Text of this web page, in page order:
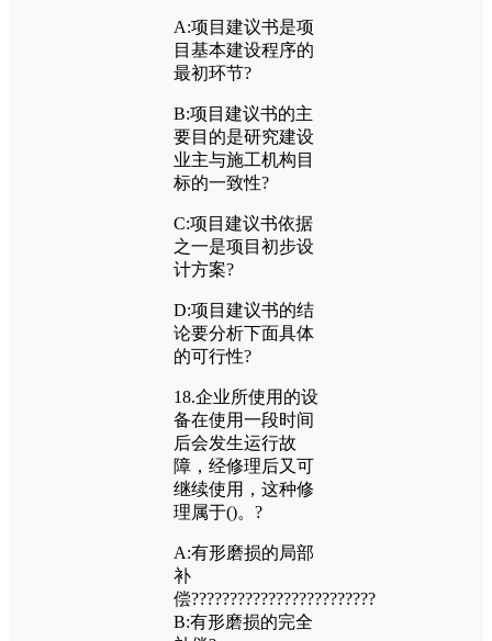
A:项目建议书是项
目基本建设程序的
最初环节?
B:项目建议书的主
要目的是研究建设
业主与施工机构目
标的一致性?
C:项目建议书依据
之一是项目初步设
计方案?
D:项目建议书的结
论要分析下面具体
的可行性?
18.企业所使用的设
备在使用一段时间
后会发生运行故
障，经修理后又可
继续使用，这种修
理属于()。?
A:有形磨损的局部
补
偿????????????????????????
B:有形磨损的完全